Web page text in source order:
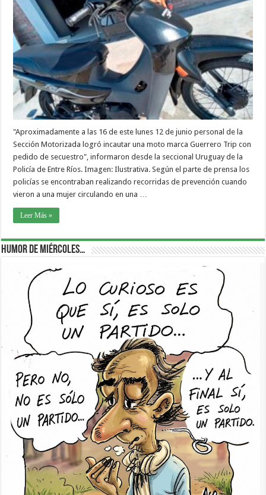
"Aproximadamente a las 16 de este lunes 12 de junio personal de la
Sección Motorizada logró incautar una moto marca Guerrero Trip con
pedido de secuestro", informaron desde la seccional Uruguay de la
Policía de Entre Ríos. Imagen: Ilustrativa. Según el parte de prensa los
policías se encontraban realizando recorridas de prevención cuando
vieron a una mujer circulando en una …
Leer Más »
Humor de Miércoles…